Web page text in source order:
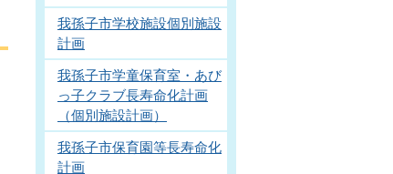
我孫子市学校施設個別施設
計画
我孫子市学童保育室・あび
っ子クラブ長寿命化計画
（個別施設計画）
我孫子市保育園等長寿命化
計画